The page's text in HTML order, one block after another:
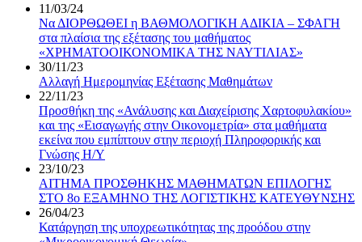
11/03/24
Να ΔΙΟΡΘΩΘΕΙ η ΒΑΘΜΟΛΟΓΙΚΗ ΑΔΙΚΙΑ – ΣΦΑΓΗ
στα πλαίσια της εξέτασης του μαθήματος
«ΧΡΗΜΑΤΟΟΙΚΟΝΟΜΙΚΑ ΤΗΣ ΝΑΥΤΙΛΙΑΣ»
30/11/23
Αλλαγή Ημερομηνίας Εξέτασης Μαθημάτων
22/11/23
Προσθήκη της «Ανάλυσης και Διαχείρισης Χαρτοφυλακίου»
και της «Εισαγωγής στην Οικονομετρία» στα μαθήματα
εκείνα που εμπίπτουν στην περιοχή Πληροφορικής και
Γνώσης Η/Υ
23/10/23
ΑΙΤΗΜΑ ΠΡΟΣΘΗΚΗΣ ΜΑΘΗΜΑΤΩΝ ΕΠΙΛΟΓΗΣ
ΣΤΟ 8ο ΕΞΑΜΗΝΟ ΤΗΣ ΛΟΓΙΣΤΙΚΗΣ ΚΑΤΕΥΘΥΝΣΗΣ
26/04/23
Κατάργηση της υποχρεωτικότητας της προόδου στην